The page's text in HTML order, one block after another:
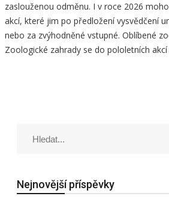
zaslouženou odměnu. I v roce 2026
akcí, které jim po předložení vysvědčení
nebo za zvýhodněné vstupné. Oblíbené
Zoologické zahrady se do pololetních
Nejnovější příspěvky